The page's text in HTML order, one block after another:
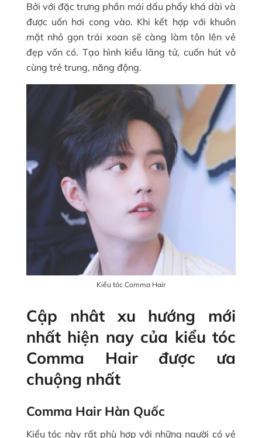
Bởi với đặc trưng phần mái dấu phẩy khá dài và
được uốn hơi cong vào. Khi kết hợp với khuôn
mặt nhỏ gọn trái xoan sẽ càng làm tôn lên vẻ
đẹp vốn có. Tạo hình kiểu lãng tử, cuốn hút vô
cùng trẻ trung, năng động.
Kiểu tóc Comma Hair
Cập nhât xu hướng mới
nhất hiện nay của kiểu tóc
Comma Hair được ưa
chuộng nhất
Comma Hair Hàn Quốc
Kiểu tóc này rất phù hợp với những người có vẻ